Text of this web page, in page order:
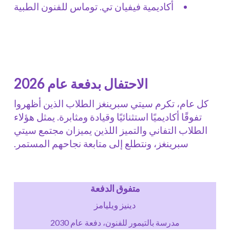
أكاديمية فيفيان تي. توماس للفنون الطبية
الاحتفال بدفعة عام 2026
كل عام، تكرم سيتي سبرينغز الطلاب الذين أظهروا
تفوقًا أكاديميًا استثنائيًا وقيادة ومثابرة. يمثل هؤلاء
الطلاب التفاني والتميز اللذين يميزان مجتمع سيتي
سبرينغز، ونتطلع إلى متابعة نجاحهم المستمر.
متفوق الدفعة
دينيز ويليامز
مدرسة بالتيمور للفنون، دفعة عام 2030